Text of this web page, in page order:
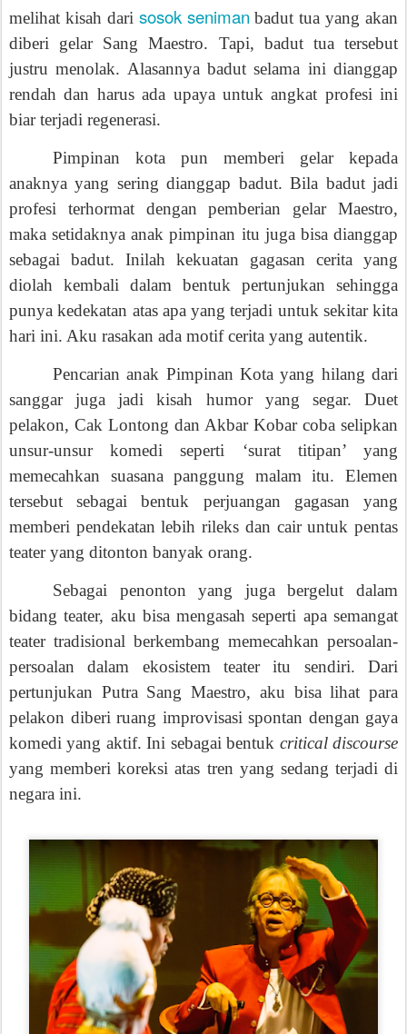
diberi gelar Sang Maestro. Tapi, badut tua tersebut
justru menolak. Alasannya badut selama ini dianggap
rendah dan harus ada upaya untuk angkat profesi ini
biar terjadi regenerasi.
Pimpinan kota pun memberi gelar kepada
anaknya yang sering dianggap badut. Bila badut jadi
profesi terhormat dengan pemberian gelar Maestro,
maka setidaknya anak pimpinan itu juga bisa dianggap
sebagai badut. Inilah kekuatan gagasan cerita yang
diolah kembali dalam bentuk pertunjukan sehingga
punya kedekatan atas apa yang terjadi untuk sekitar kita
hari ini. Aku rasakan ada motif cerita yang autentik.
Pencarian anak Pimpinan Kota yang hilang dari
sanggar juga jadi kisah humor yang segar. Duet
pelakon, Cak Lontong dan Akbar Kobar coba selipkan
unsur-unsur komedi seperti ‘surat titipan’ yang
memecahkan suasana panggung malam itu. Elemen
tersebut sebagai bentuk perjuangan gagasan yang
memberi pendekatan lebih rileks dan cair untuk pentas
teater yang ditonton banyak orang.
Sebagai penonton yang juga bergelut dalam
bidang teater, aku bisa mengasah seperti apa semangat
teater tradisional berkembang memecahkan persoalan-
persoalan dalam ekosistem teater itu sendiri. Dari
pertunjukan Putra Sang Maestro, aku bisa lihat para
pelakon diberi ruang improvisasi spontan dengan gaya
komedi yang aktif. Ini sebagai bentukcritical discourse
yang memberi koreksi atas tren yang sedang terjadi di
negara ini.